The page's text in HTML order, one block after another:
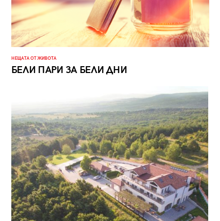
НЕЩАТА ОТ ЖИВОТА
БЕЛИ ПАРИ ЗА БЕЛИ ДНИ